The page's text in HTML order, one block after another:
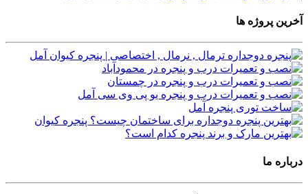
آخرین پروژه ها
درباره ما